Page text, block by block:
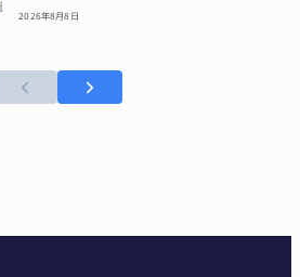
2026年8月8日